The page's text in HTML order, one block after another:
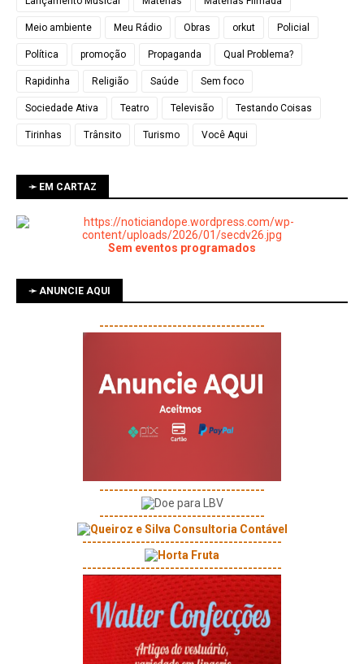
Meio ambiente Meu Rádio Obras orkut Policial
Política promoção Propaganda Qual Problema?
Rapidinha Religião Saúde Sem foco
Sociedade Ativa Teatro Televisão Testando Coisas
Tirinhas Trânsito Turismo Você Aqui
➛ EM CARTAZ
Sem eventos programados
➛ ANUNCIE AQUI
----------------------------------
----------------------------------
----------------------------------
-----------------------------------------
-----------------------------------------